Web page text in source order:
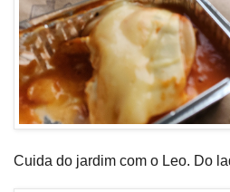
Cuida do jardim com o Leo. Do